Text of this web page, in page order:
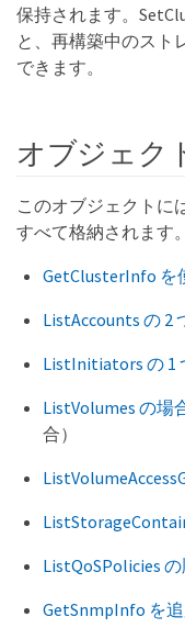
保持されます。
と、再構築中のスト
できます。
オブジェク
このオブジェクトに
すべて格納されます。
GetClusterInfo を
ListAccounts の 2
ListInitiators の 1
ListVolumes の場
合）
ListQoSPolicies
GetSnmpInfo を